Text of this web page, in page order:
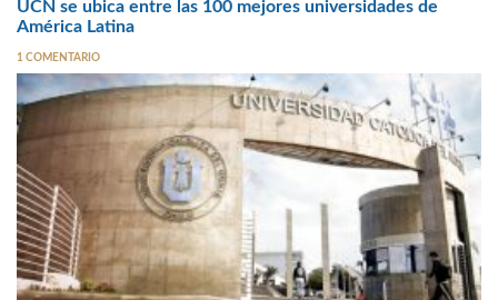
UCN se ubica entre las 100 mejores universidades de
América Latina
1 COMENTARIO